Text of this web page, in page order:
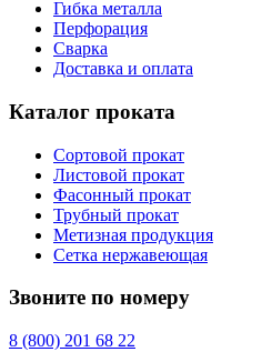
Гибка металла
Перфорация
Сварка
Доставка и оплата
Каталог проката
Сортовой прокат
Листовой прокат
Фасонный прокат
Трубный прокат
Метизная продукция
Сетка нержавеющая
Звоните по номеру
8 (800) 201 68 22